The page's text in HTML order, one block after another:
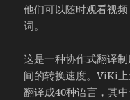
他们可以随时观看视
词。
这是一种协作式翻译
间的转换速度。ViKi
翻译成40种语言，其